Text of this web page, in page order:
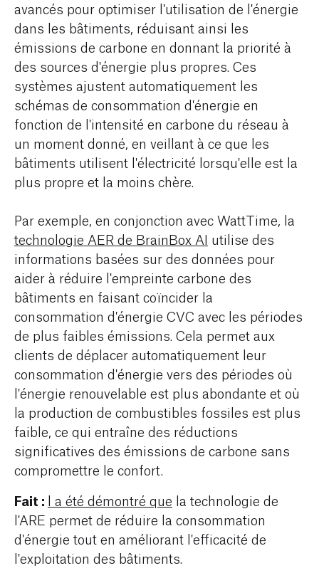
avancés pour optimiser l'utilisation de l'énergie
dans les bâtiments, réduisant ainsi les
émissions de carbone en donnant la priorité à
des sources d'énergie plus propres. Ces
systèmes ajustent automatiquement les
schémas de consommation d'énergie en
fonction de l'intensité en carbone du réseau à
un moment donné, en veillant à ce que les
bâtiments utilisent l'électricité lorsqu'elle est la
plus propre et la moins chère.
Par exemple, en conjonction avec WattTime, la
technologie AER de BrainBox AI utilise des
informations basées sur des données pour
aider à réduire l'empreinte carbone des
bâtiments en faisant coïncider la
consommation d'énergie CVC avec les périodes
de plus faibles émissions. Cela permet aux
clients de déplacer automatiquement leur
consommation d'énergie vers des périodes où
l'énergie renouvelable est plus abondante et où
la production de combustibles fossiles est plus
faible, ce qui entraîne des réductions
significatives des émissions de carbone sans
compromettre le confort.
Fait : l a été démontré que la technologie de
l'ARE permet de réduire la consommation
d'énergie tout en améliorant l'efficacité de
l'exploitation des bâtiments.